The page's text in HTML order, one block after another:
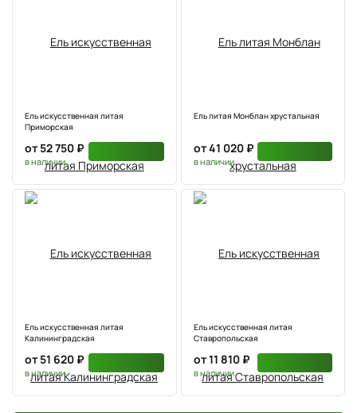
Ель искусственная литая
Приморская
от 52 750 ₽
в наличии
Ель литая Монблан хрустальная
от 41 020 ₽
в наличии
Ель искусственная литая
Калининградская
от 51 620 ₽
в наличии
Ель искусственная литая
Ставропольская
от 11 810 ₽
в наличии